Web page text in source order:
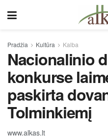
Pradžia Kultūra Kalba
Nacionalinio
konkurse
paskirta
Tolminkiemį
www.alkas.lt